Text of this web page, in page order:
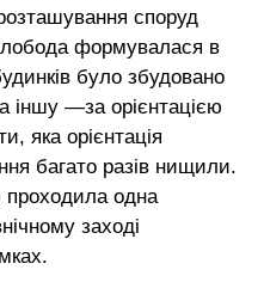
споруд
формувалася в
було збудовано
іншу —за орієнтацією
яка орієнтація
багато разів нищили.
одна
заході